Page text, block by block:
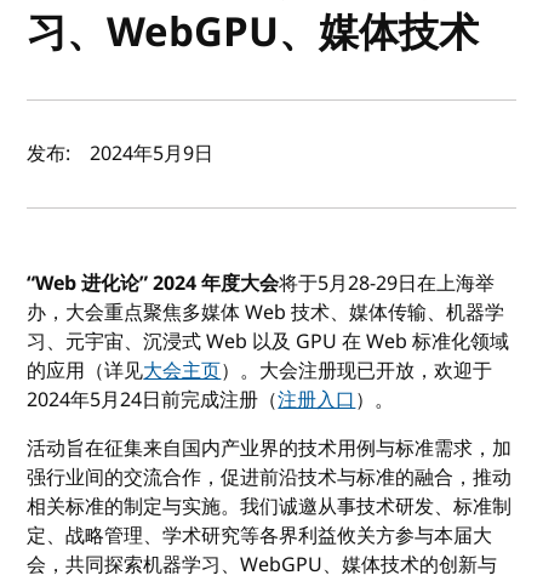
习、WebGPU、媒体技术
作者及发布日期
发布: 2024年5月9日
“Web 进化论” 2024 年度大会将于5月28-29日在上海举
办，大会重点聚焦多媒体 Web 技术、媒体传输、机器学
习、元宇宙、沉浸式 Web 以及 GPU 在 Web 标准化领域
的应用（详见大会主页）。大会注册现已开放，欢迎于
2024年5月24日前完成注册（注册入口）。
活动旨在征集来自国内产业界的技术用例与标准需求，加
强行业间的交流合作，促进前沿技术与标准的融合，推动
相关标准的制定与实施。我们诚邀从事技术研发、标准制
定、战略管理、学术研究等各界利益攸关方参与本届大
会，共同探索机器学习、WebGPU、媒体技术的创新与